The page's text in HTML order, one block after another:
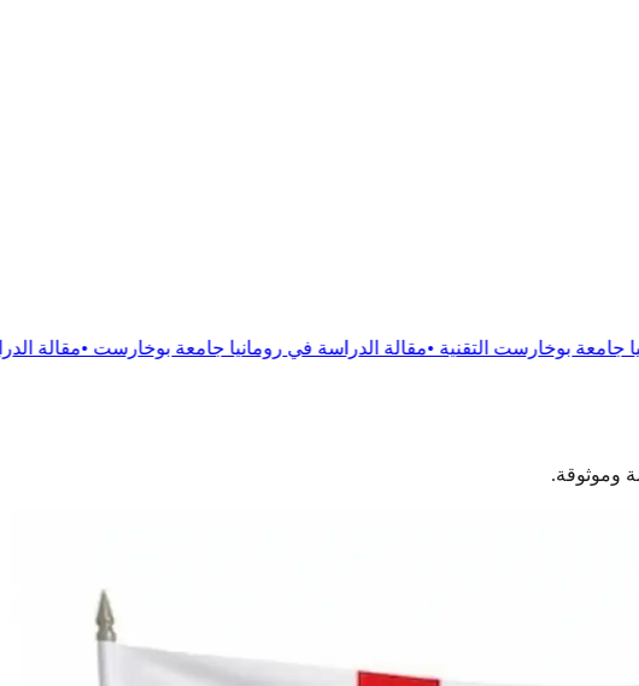
•مقالة الدراسة في رومانيا جامعة بوخارست •مقالة الدراسة فى رومانيا
وموثوقة.